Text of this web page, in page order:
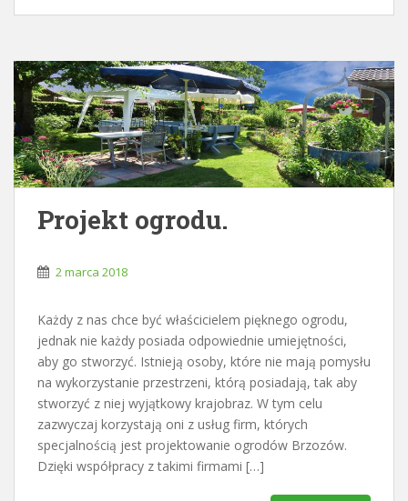
Projekt ogrodu.
2 marca 2018
Każdy z nas chce być właścicielem pięknego ogrodu,
jednak nie każdy posiada odpowiednie umiejętności,
aby go stworzyć. Istnieją osoby, które nie mają pomysłu
na wykorzystanie przestrzeni, którą posiadają, tak aby
stworzyć z niej wyjątkowy krajobraz. W tym celu
zazwyczaj korzystają oni z usług firm, których
specjalnością jest projektowanie ogrodów Brzozów.
Dzięki współpracy z takimi firmami […]